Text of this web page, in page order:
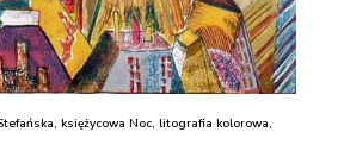
księżycowa Noc, litografia kolorowa,